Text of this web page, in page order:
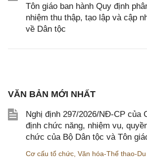
Tôn giáo ban hành Quy định
nhiệm thu thập, tạo lập và cập
về Dân tộc
VĂN BẢN MỚI NHẤT
Nghị định 297/2026/NĐ-CP của
định chức năng, nhiệm vụ,
chức của Bộ Dân tộc và Tôn
Cơ cấu tổ chức Văn hóa-Thể thao-Du